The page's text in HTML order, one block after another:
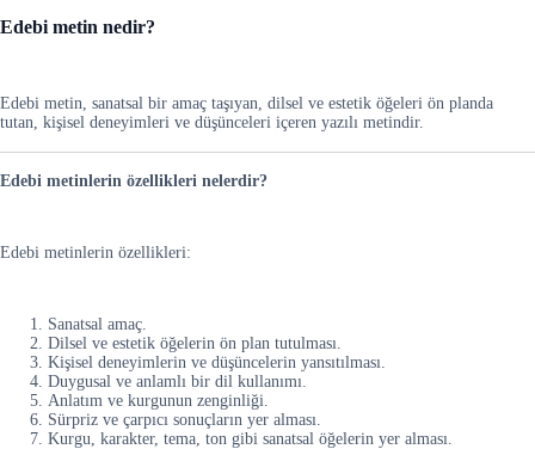
Edebi metin nedir?
Edebi metin, sanatsal bir amaç taşıyan, dilsel ve estetik öğeleri ön planda
tutan, kişisel deneyimleri ve düşünceleri içeren yazılı metindir.
Edebi metinlerin özellikleri nelerdir?
Edebi metinlerin özellikleri:
Sanatsal amaç.
Dilsel ve estetik öğelerin ön plan tutulması.
Kişisel deneyimlerin ve düşüncelerin yansıtılması.
Duygusal ve anlamlı bir dil kullanımı.
Anlatım ve kurgunun zenginliği.
Sürpriz ve çarpıcı sonuçların yer alması.
Kurgu, karakter, tema, ton gibi sanatsal öğelerin yer alması.